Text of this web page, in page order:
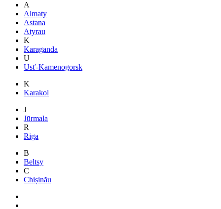
A
Almaty
Astana
Atyrau
K
Karaganda
U
Usť-Kamenogorsk
K
Karakol
J
Jūrmala
R
Riga
B
Beltsy
C
Chișinău